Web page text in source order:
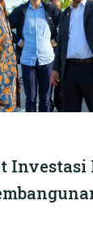
Investasi